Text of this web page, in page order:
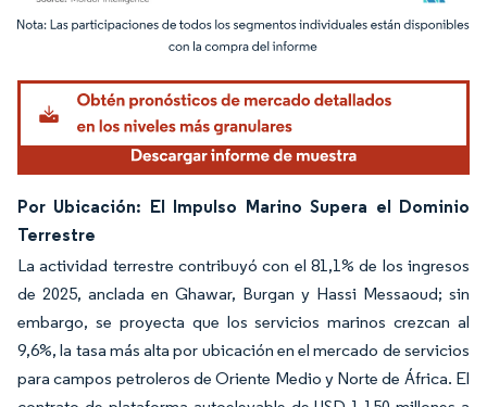
Imagen © Mordor Intelligence. El uso requiere atribución según CC BY 4.0.
Por Ubicación: El Impulso Marino Supera el Dominio
Terrestre
La actividad terrestre contribuyó con el 81,1% de los ingresos
de 2025, anclada en Ghawar, Burgan y Hassi Messaoud; sin
embargo, se proyecta que los servicios marinos crezcan al
9,6%, la tasa más alta por ubicación en el mercado de servicios
para campos petroleros de Oriente Medio y Norte de África. El